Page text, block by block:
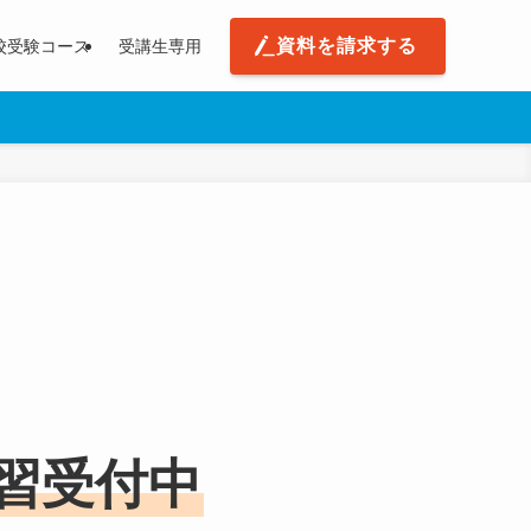
受験コース 受講生専用 資料を請求する
受付中